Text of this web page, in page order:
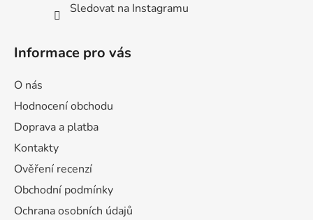
Sledovat na Instagramu
Informace pro vás
O nás
Hodnocení obchodu
Doprava a platba
Kontakty
Ověření recenzí
Obchodní podmínky
Ochrana osobních údajů